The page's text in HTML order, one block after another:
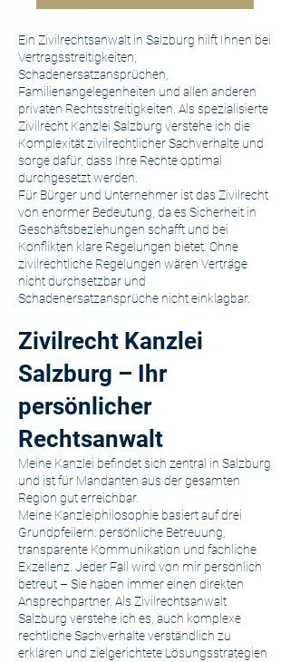
Ein Zivilrechtsanwalt in Salzburg hilft Ihnen bei
Vertragsstreitigkeiten,
Schadenersatzansprüchen,
Familienangelegenheiten und allen anderen
privaten Rechtsstreitigkeiten. Als spezialisierte
Zivilrecht Kanzlei Salzburg verstehe ich die
Komplexität zivilrechtlicher Sachverhalte und
sorge dafür, dass Ihre Rechte optimal
durchgesetzt werden.
Für Bürger und Unternehmer ist das Zivilrecht
von enormer Bedeutung, da es Sicherheit in
Geschäftsbeziehungen schafft und bei
Konflikten klare Regelungen bietet. Ohne
zivilrechtliche Regelungen wären Verträge
nicht durchsetzbar und
Schadenersatzansprüche nicht einklagbar.
Zivilrecht Kanzlei
Salzburg – Ihr
persönlicher
Rechtsanwalt
Meine Kanzlei befindet sich zentral in Salzburg
und ist für Mandanten aus der gesamten
Region gut erreichbar.
Meine Kanzleiphilosophie basiert auf drei
Grundpfeilern: persönliche Betreuung,
transparente Kommunikation und fachliche
Exzellenz. Jeder Fall wird von mir persönlich
betreut – Sie haben immer einen direkten
Ansprechpartner. Als Zivilrechtsanwalt
Salzburg verstehe ich es, auch komplexe
rechtliche Sachverhalte verständlich zu
erklären und zielgerichtete Lösungsstrategien